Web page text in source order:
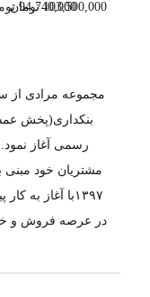
103,500,000 تومان
94,740,000
بنکداری(پخش
رسمی آغاز
مشتریان خود مبنی
۱۳۹۷با آغاز
در عرصه فروش و